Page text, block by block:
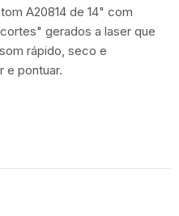
A20814 de 14" com
gerados a laser que
rápido, seco e
e pontuar.